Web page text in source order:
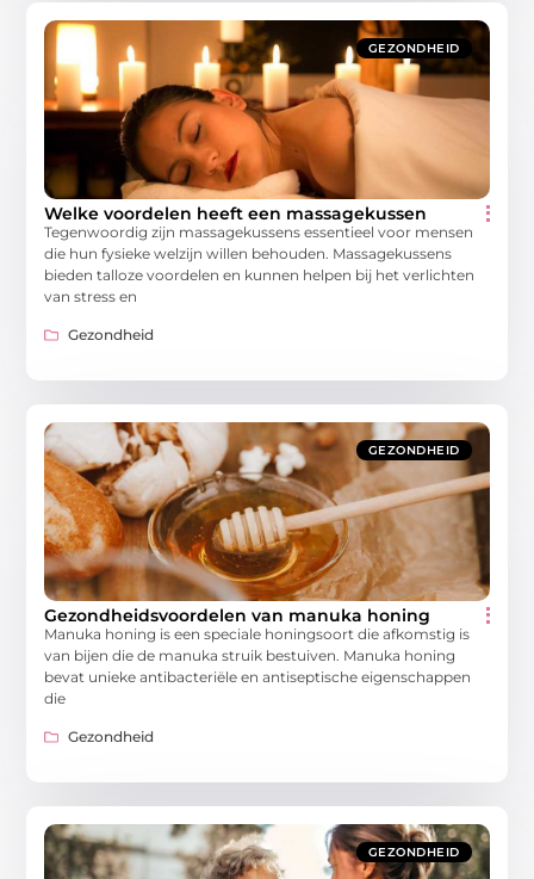
GEZONDHEID
Welke voordelen heeft een massagekussen
Tegenwoordig zijn massagekussens essentieel voor mensen
die hun fysieke welzijn willen behouden. Massagekussens
bieden talloze voordelen en kunnen helpen bij het verlichten
van stress en
Gezondheid
GEZONDHEID
Gezondheidsvoordelen van manuka honing
Manuka honing is een speciale honingsoort die afkomstig is
van bijen die de manuka struik bestuiven. Manuka honing
bevat unieke antibacteriële en antiseptische eigenschappen
die
Gezondheid
GEZONDHEID